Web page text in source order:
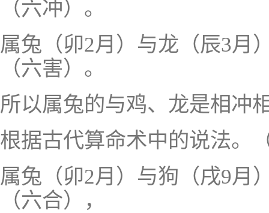
（六冲）。
属兔（卯2月）与龙（辰3月
（六害）。
所以属兔的与鸡、龙是相冲
根据古代算命术中的说法。
属兔（卯2月）与狗（戌9月
（六合），